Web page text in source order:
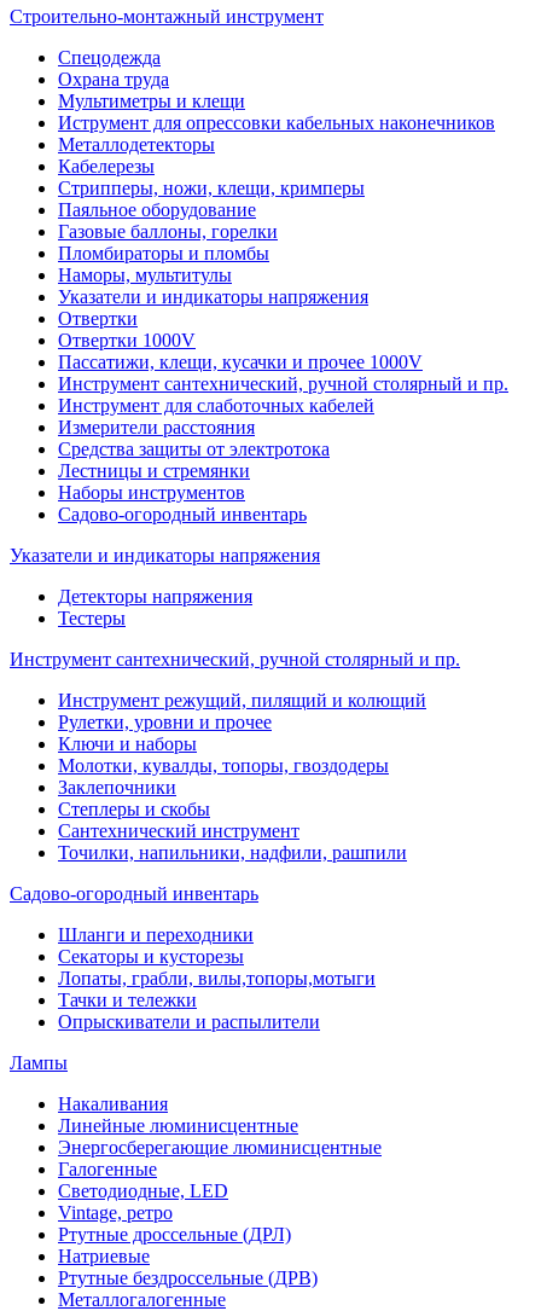
Строительно-монтажный инструмент
Спецодежда
Охрана труда
Мультиметры и клещи
Иструмент для опрессовки кабельных наконечников
Металлодетекторы
Кабелерезы
Стрипперы, ножи, клещи, кримперы
Паяльное оборудование
Газовые баллоны, горелки
Пломбираторы и пломбы
Наморы, мультитулы
Указатели и индикаторы напряжения
Отвертки
Отвертки 1000V
Пассатижи, клещи, кусачки и прочее 1000V
Инструмент сантехнический, ручной столярный и пр.
Инструмент для слаботочных кабелей
Измерители расстояния
Средства защиты от электротока
Лестницы и стремянки
Наборы инструментов
Садово-огородный инвентарь
Указатели и индикаторы напряжения
Детекторы напряжения
Тестеры
Инструмент сантехнический, ручной столярный и пр.
Инструмент режущий, пилящий и колющий
Рулетки, уровни и прочее
Ключи и наборы
Молотки, кувалды, топоры, гвоздодеры
Заклепочники
Степлеры и скобы
Сантехнический инструмент
Точилки, напильники, надфили, рашпили
Садово-огородный инвентарь
Шланги и переходники
Секаторы и кусторезы
Лопаты, грабли, вилы,топоры,мотыги
Тачки и тележки
Опрыскиватели и распылители
Лампы
Накаливания
Линейные люминисцентные
Энергосберегающие люминисцентные
Галогенные
Светодиодные, LED
Vintage, ретро
Ртутные дроссельные (ДРЛ)
Натриевые
Ртутные бездроссельные (ДРВ)
Металлогалогенные